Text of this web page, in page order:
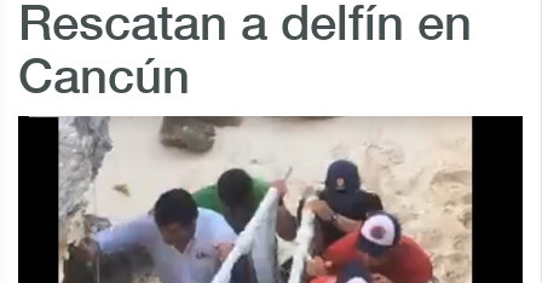
Rescatan a delfín en
Cancún